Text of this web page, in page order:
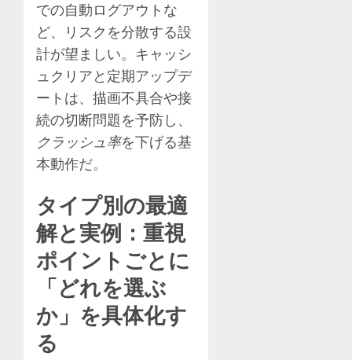
での自動ログアウトな
ど、リスクを分散する設
計が望ましい。キャッシ
ュクリアと定期アップデ
ートは、描画不具合や接
続の切断問題を予防し、
クラッシュ率を下げる基
本動作だ。
タイプ別の最適
解と実例：重視
ポイントごとに
「どれを選ぶ
か」を具体化す
る